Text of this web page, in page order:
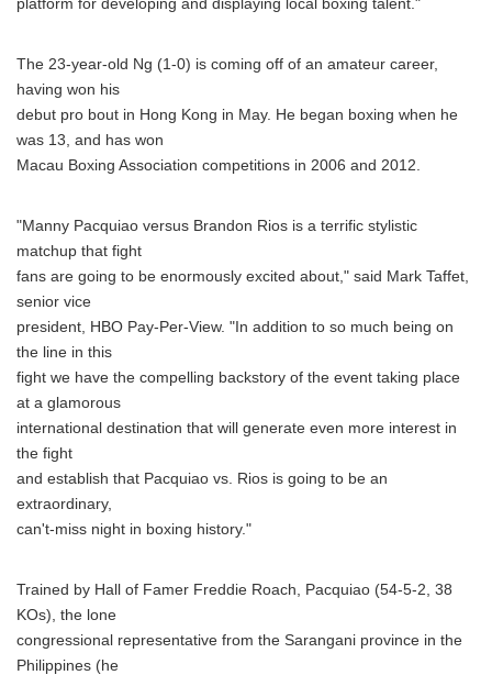
platform for developing and displaying local boxing talent."
The 23-year-old Ng (1-0) is coming off of an amateur career,
having won his
debut pro bout in Hong Kong in May. He began boxing when he
was 13, and has won
Macau Boxing Association competitions in 2006 and 2012.
"Manny Pacquiao versus Brandon Rios is a terrific stylistic
matchup that fight
fans are going to be enormously excited about," said Mark Taffet,
senior vice
president, HBO Pay-Per-View. "In addition to so much being on
the line in this
fight we have the compelling backstory of the event taking place
at a glamorous
international destination that will generate even more interest in
the fight
and establish that Pacquiao vs. Rios is going to be an
extraordinary,
can't-miss night in boxing history."
Trained by Hall of Famer Freddie Roach, Pacquiao (54-5-2, 38
KOs), the lone
congressional representative from the Sarangani province in the
Philippines (he